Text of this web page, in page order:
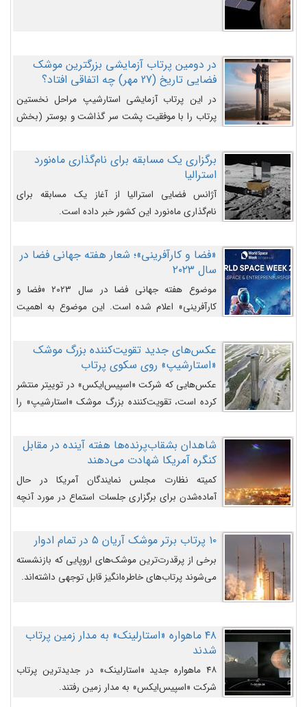
در دومین پرتاب آزمایشی بزرگترین موشک
فضایی تاریخ (27 مهر‌) چه اتفاقی افتاد؟
در این پرتاب آزمایشی استارشیپ مراحل نخستین
پرتاب را با موفقیت پشت سر گذاشت و بوستر (بخش
را وارد مسیر از پیش تعیین‌شده کند و سپس با یک
مکانیزم جدید با موفقیت از آن جدا شود. ‌
برگزاری یک مسابقه برای نام‌گذاری ماه‌نورد
استرالیا
آژانس فضایی استرالیا از آغاز یک مسابقه برای
نام‌گذاری ماه‌نورد این کشور خبر داده است.
«فضا و کارآفرینی»؛ شعار هفته جهانی فضا در
سال ۲۰۲۳
موضوع هفته جهانی فضا در سال ۲۰۲۳ «فضا و
کارآفرینی» اعلام شده است. این موضوع به اهمیت
روزافزون کارآفرینی در حوزه فضایی و مزایای جدیدی که
کارآفرینان این حوزه ایجاد می‌کنند، می‌پردازد.
عکس‌های جدید تقویت‌کننده بزرگ موشک
«استارشیپ» روی سکوی پرتاب
عکس‌هایی که شرکت «اسپیس‌ایکس» در توییتر منتشر
کرده است، تقویت‌کننده بزرگ موشک «استارشیپ» را
شاهدان بشقاب‌پرنده‌ها هفته آینده در مقابل
کنگره آمریکا شهادت می‌دهند
کمیته نظارت مجلس نمایندگان آمریکا در حال
آماده‌شدن برای برگزاری جلسات استماع در مورد آنچه
می‌دانند، است و قرار است افشاگران یوفوها هفته آینده
در مقابل آنها شهادت دهند.۱۰ پرتاب برتر موشک آریان ۵ در تمام ادوار
برخی از پرقدرت‌ترین موشک‌های اروپایی که بازنشسته
می‌شوند پرتاب‌های خاطره‌انگیز قابل توجهی داشته‌اند.
۴۸ ماهواره «استارلینک» به مدار زمین پرتاب
شدند
۴۸ ماهواره جدید «استارلینک» در جدیدترین پرتاب
شرکت «اسپیس‌ایکس» به مدار زمین رفتند.